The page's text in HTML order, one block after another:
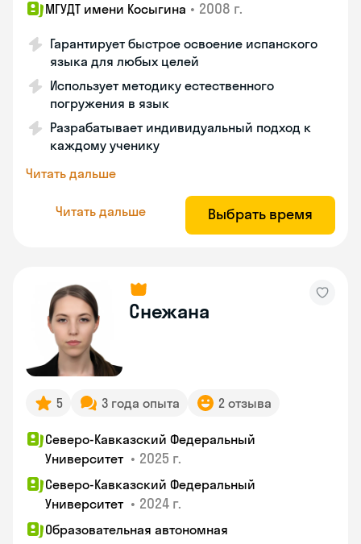
МГУДТ имени Косыгина • 2008 г.
Гарантирует быстрое освоение испанского
языка для любых целей
Использует методику естественного
погружения в язык
Разрабатывает индивидуальный подход к
каждому ученику
Читать дальше
Читать дальше Выбрать время
Снежана
5 3 года опыта 2 отзыва
Северо-Кавказский Федеральный
Университет • 2025 г.
Северо-Кавказский Федеральный
Университет • 2024 г.
Образовательная автономная